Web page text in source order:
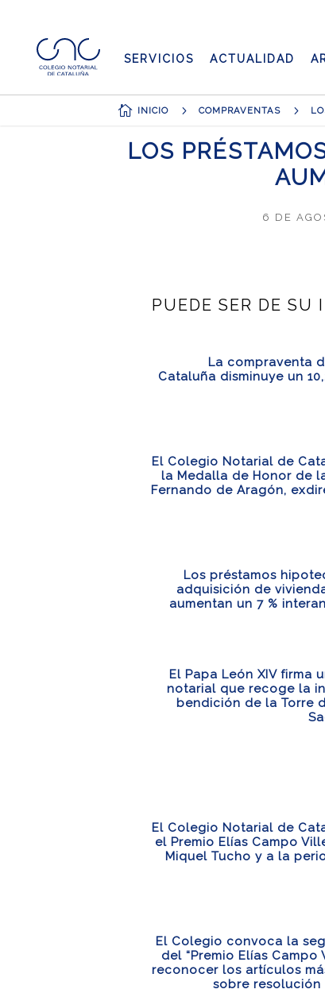
SERVICIOS ACTUALIDAD
 INICIO 5 COMPRAVENTAS 5
LOS
6 DE
PUEDE SER DE SU
La compraventa
Cataluña disminuye un
El Colegio Notarial de
la Medalla de Honor de
Fernando de Aragón,
Los préstamos
adquisición de
aumentan un 7 %
El Papa León XIV firma
notarial que recoge la
bendición de la Torre
El Colegio Notarial de
el Premio Elías Campo
Miquel Tucho y a la
El Colegio convoca la
del “Premio Elías Campo
reconocer los artículos
sobre